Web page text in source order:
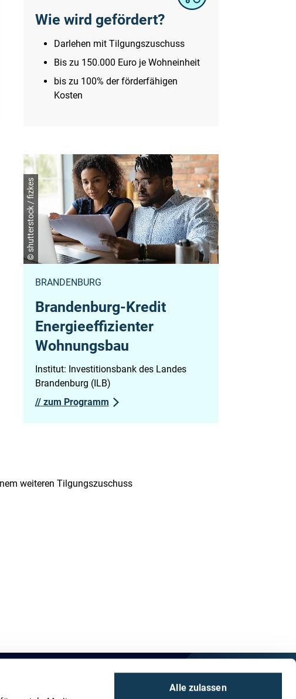
Alle zulassen
Wie wird gefördert?
Darlehen mit Tilgungszuschuss
Bis zu 150.000 Euro je Wohneinheit
bis zu 100% der förderfähigen
Kosten
© shutterstock / fizkes
BRANDENBURG
Brandenburg-Kredit
Energieeffizienter
Wohnungsbau
Institut: Investitionsbank des Landes
Brandenburg (ILB)
//zum Programm
weiteren Tilgungszuschuss